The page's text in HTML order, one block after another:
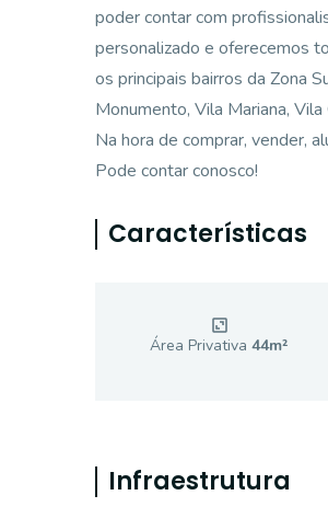
poder contar com
personalizado e oferecemos
os principais bairros da Zona
Monumento, Vila Mariana, Vila
Na hora de comprar, vender,
Pode contar conosco!
Características
Área Privativa 44m²
Infraestrutura